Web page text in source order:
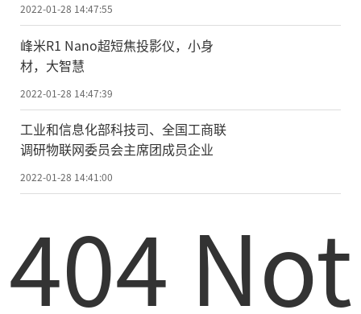
2022-01-28 14:47:55
峰米R1 Nano超短焦投影仪，小身
材，大智慧
2022-01-28 14:47:39
工业和信息化部科技司、全国工商联
调研物联网委员会主席团成员企业
2022-01-28 14:41:00
404 Not